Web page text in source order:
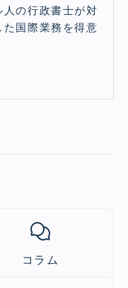
の行政書士が対
国際業務を得意
コラム